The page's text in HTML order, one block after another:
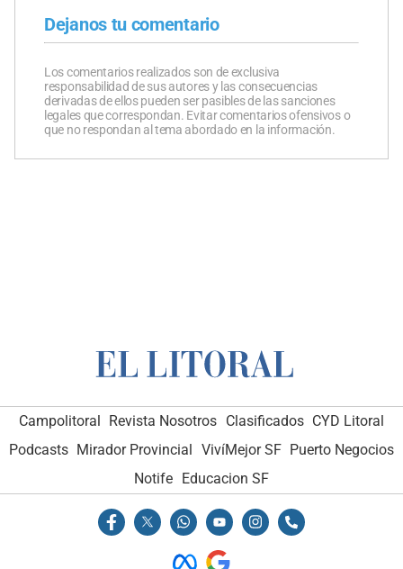
Dejanos tu comentario
Los comentarios realizados son de exclusiva
responsabilidad de sus autores y las consecuencias
derivadas de ellos pueden ser pasibles de las sanciones
legales que correspondan. Evitar comentarios ofensivos o
que no respondan al tema abordado en la información.
Campolitoral Revista Nosotros Clasificados CYD Litoral
Podcasts Mirador Provincial VivíMejor SF Puerto Negocios
Notife Educacion SF